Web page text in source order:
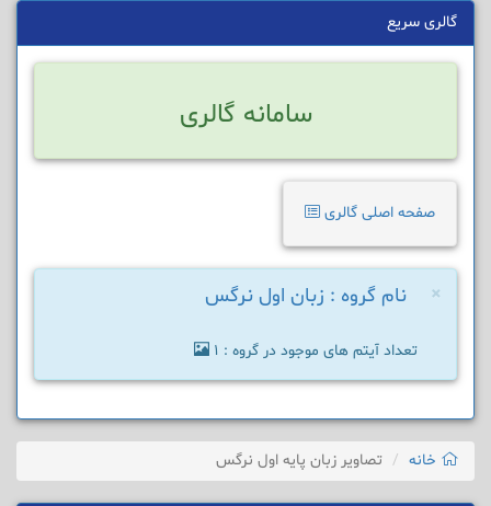
گالری سریع
سامانه گالری
صفحه اصلی گالری
× نام گروه : زبان اول نرگس
تعداد آیتم های موجود در گروه : 1
خانه تصاویر زبان پایه اول نرگس